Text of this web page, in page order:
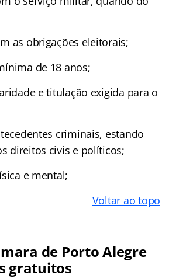
as obrigações eleitorais;
de 18 anos;
e titulação exigida para o
criminais, estando
direitos civis e políticos;
e mental;
Voltar ao topo
de Porto Alegre
gratuitos